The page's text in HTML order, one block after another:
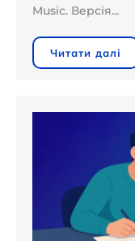
Music. Версія...
Читати далі